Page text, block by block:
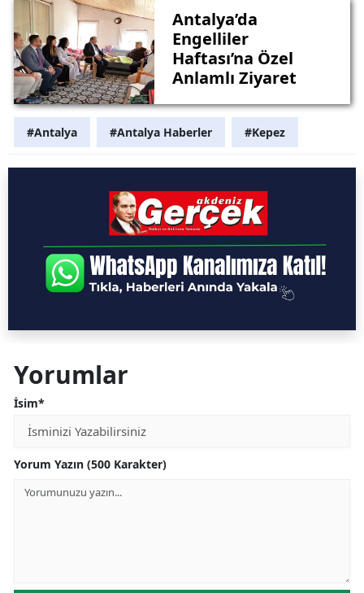
Antalya’da
Engelliler
Haftası’na Özel
Anlamlı Ziyaret
#Antalya #Antalya Haberler #Kepez
Yorumlar
İsim*
Yorum Yazın (500 Karakter)